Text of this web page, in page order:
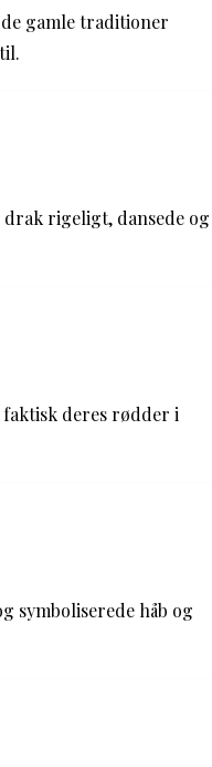
gamle traditioner
rigeligt, dansede og
deres rødder i
symboliserede håb og